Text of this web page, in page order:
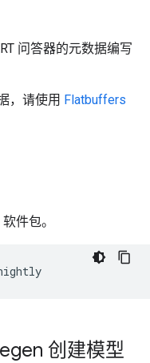
问答器的元数据编写
，请使用 Flatbuffers
件包。
创建模型